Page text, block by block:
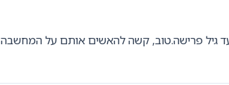
גיל פרישה.טוב, קשה להאשים אותם על המחשבה